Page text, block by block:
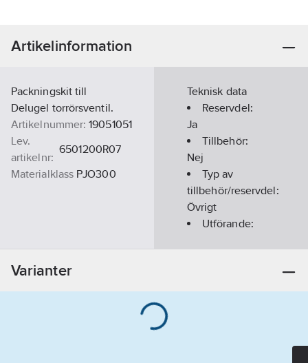
Artikelinformation
Packningskit till
Delugel torrörsventil.
Artikelnummer: 19051051
Lev.
artikelnr:
6501200R07
Materialklass PJO300
Teknisk data
Reservdel:
Ja
Tillbehör:
Nej
Typ av
tillbehör/reservdel:
Övrigt
Utförande:
Varianter